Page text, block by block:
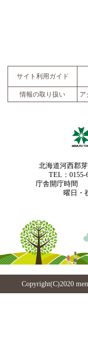
サイト利用ガイド
情報の取り扱い
ア
北海道河西郡
TEL：0155-
庁舎開庁時間
曜日・
Copyright(C)2020